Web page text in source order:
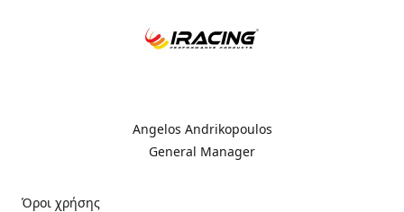
Angelos Andrikopoulos
General Manager
Όροι χρήσης